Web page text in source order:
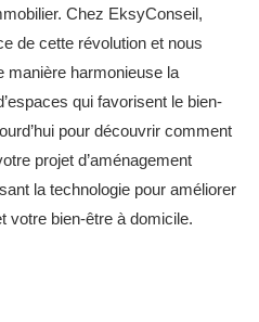
Chez EksyConseil,
de cette révolution et nous
manière harmonieuse la
qui favorisent le bien-
pour découvrir comment
projet d’aménagement
la technologie pour améliorer
votre bien-être à domicile.